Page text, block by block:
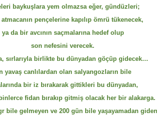
baykuşlara yem olmazsa eğer, gündüzleri;
pençelerine kapılıp ömrü tükenecek,
ya da bir avcının saçmalarına hedef olup
son nefesini verecek.
sırlarıyla birlikte bu dünyadan göçüp gidecek…
yavaş canlılardan olan salyangozların bile
bir iz bırakarak gittikleri bu dünyadan,
fidan bırakıp gitmiş olacak her bir alakarga.
gr bile gelmeyen ve 200 gün bile yaşayamadan